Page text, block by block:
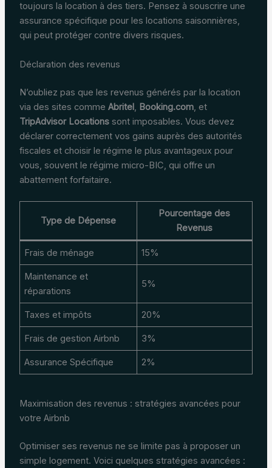
toujours la location à des tiers. Pensez à souscrire une
assurance spécifique pour les locations saisonnières,
qui peut protéger contre divers risques.
Déclaration des revenus
N’oubliez pas que les revenus générés par la location
via des sites comme Abritel, Booking.com, et
TripAdvisor Locationssont imposables. Vous devez
déclarer correctement vos gains auprès des autorités
fiscales et choisir le régime le plus avantageux pour
vous, souvent le régime micro-BIC, qui offre un
abattement forfaitaire.
Type de Dépense
Pourcentage des
Revenus
Frais de ménage 15%
Maintenance et
réparations
5%
Taxes et impôts 20%
Frais de gestion Airbnb 3%
Assurance Spécifique 2%
Maximisation des revenus : stratégies avancées pour
votre Airbnb
Optimiser ses revenus ne se limite pas à proposer un
simple logement. Voici quelques stratégies avancées :